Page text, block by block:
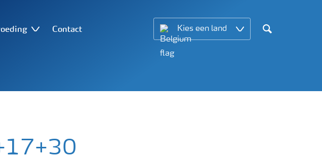
Contact Kies een land
Search